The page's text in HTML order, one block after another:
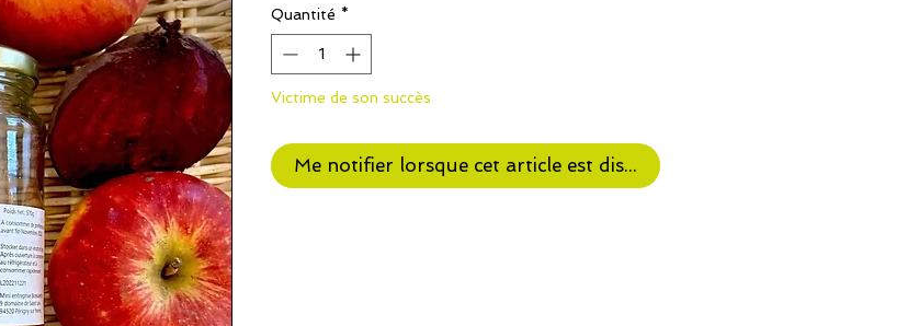
Quantité *
Victime de son succès
Me notifier lorsque cet article est disponible